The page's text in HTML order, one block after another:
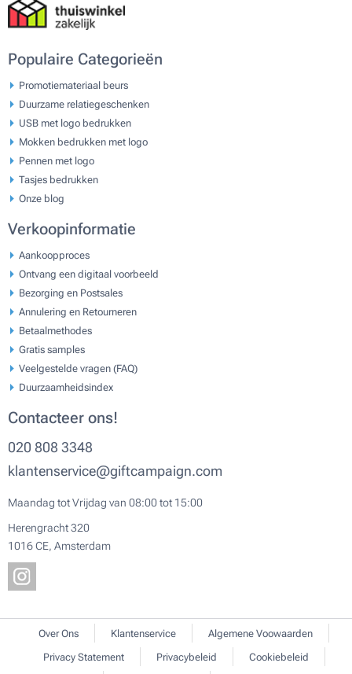
Populaire Categorieën
Promotiemateriaal beurs
Duurzame relatiegeschenken
USB met logo bedrukken
Mokken bedrukken met logo
Pennen met logo
Tasjes bedrukken
Onze blog
Verkoopinformatie
Aankoopproces
Ontvang een digitaal voorbeeld
Bezorging en Postsales
Annulering en Retourneren
Betaalmethodes
Gratis samples
Veelgestelde vragen (FAQ)
Duurzaamheidsindex
Contacteer ons!
020 808 3348
klantenservice@giftcampaign.com
Maandag tot Vrijdag van 08:00 tot 15:00
Herengracht 320
1016 CE, Amsterdam
Over Ons Klantenservice
Algemene Voowaarden
Privacy Statement
Privacybeleid Cookiebeleid